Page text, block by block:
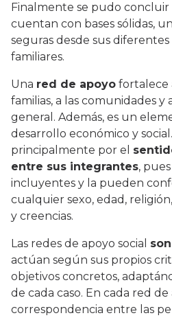
Finalmente se pudo
cuentan con bases sólidas,
seguras desde sus
familiares.
Una red de apoyo fortalece
familias, a las comunidades y
general. Además, es un
desarrollo económico y
principalmente por el
entre sus integrantes,
incluyentes y la pueden
cualquier sexo, edad,
y creencias.
Las redes de apoyo social
actúan según sus propios
objetivos concretos,
de cada caso. En cada red
correspondencia entre las